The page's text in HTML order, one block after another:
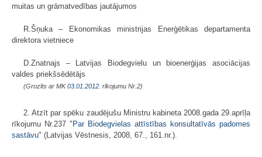
muitas un grāmatvedības jautājumos
R.Šņuka – Ekonomikas ministrijas Enerģētikas departamenta
direktora vietniece
D.Znatnajs – Latvijas Biodegvielu un bioenerģijas asociācijas
valdes priekšsēdētājs
(Grozīts ar MK03.01.2012. rīkojumu Nr.2)
2. Atzīt par spēku zaudējušu Ministru kabineta 2008.gada 29.aprīļa
rīkojumu Nr.237 " Par Biodegvielas attīstības konsultatīvās padomes
sastāvu" (Latvijas Vēstnesis, 2008, 67., 161.nr.).